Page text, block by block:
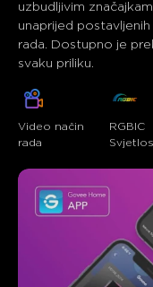
uzbudljivim
unaprijed
rada. Dostupno je
svaku priliku.
Video način
rada
RGBIC